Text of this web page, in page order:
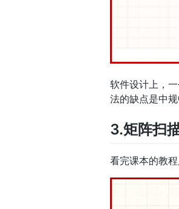
软件设计上，
法的缺点是中
3.矩阵扫
看完课本的教